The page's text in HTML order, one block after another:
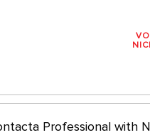
Professional with